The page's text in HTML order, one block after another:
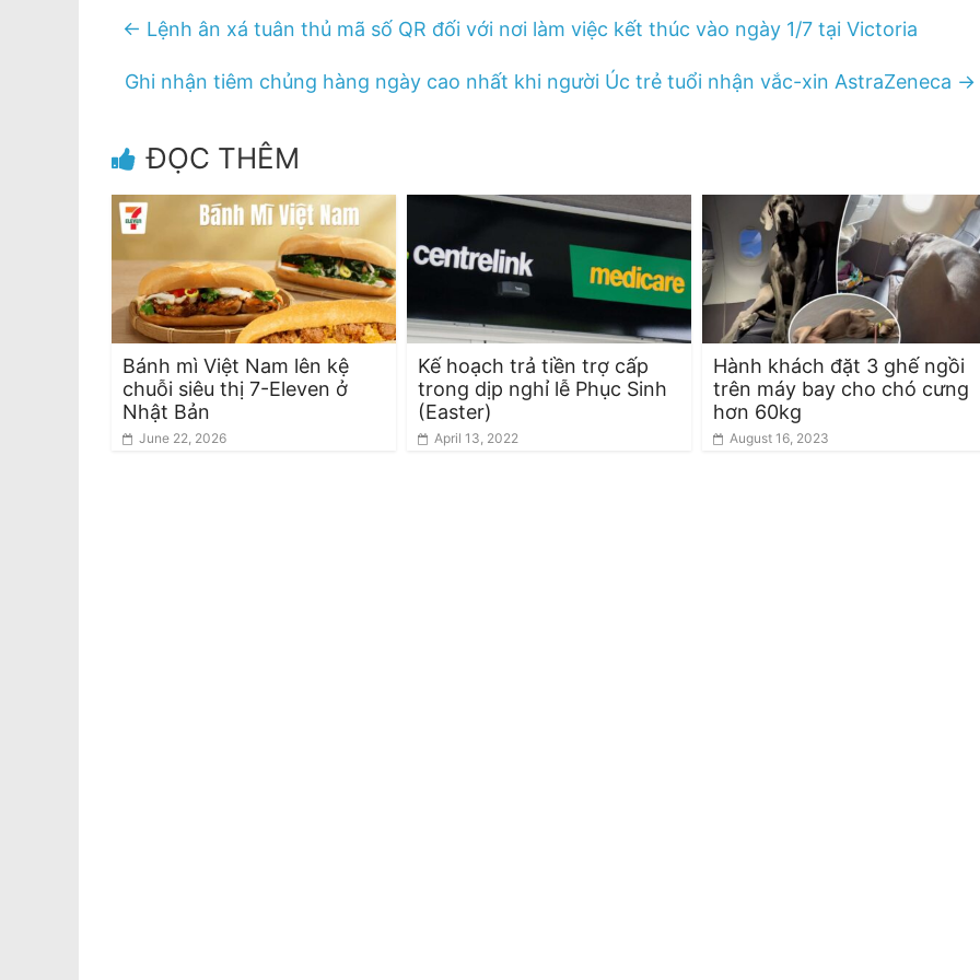
← Lệnh ân xá tuân thủ mã số QR đối với nơi làm việc kết thúc vào ngày 1/7 tại Victoria
Ghi nhận tiêm chủng hàng ngày cao nhất khi người Úc trẻ tuổi nhận vắc-xin AstraZeneca →
ĐỌC THÊM
Bánh mì Việt Nam lên kệ
chuỗi siêu thị 7-Eleven ở
Nhật Bản
June 22, 2026
Kế hoạch trả tiền trợ cấp
trong dịp nghỉ lễ Phục Sinh
(Easter)
April 13, 2022
Hành khách đặt 3 ghế ngồi
trên máy bay cho chó cưng
hơn 60kg
August 16, 2023